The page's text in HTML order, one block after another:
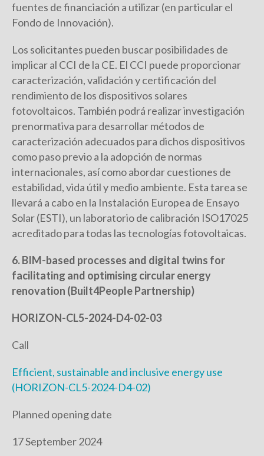
fuentes de financiación a utilizar (en particular el
Fondo de Innovación).
Los solicitantes pueden buscar posibilidades de
implicar al CCI de la CE. El CCI puede proporcionar
caracterización, validación y certificación del
rendimiento de los dispositivos solares
fotovoltaicos. También podrá realizar investigación
prenormativa para desarrollar métodos de
caracterización adecuados para dichos dispositivos
como paso previo a la adopción de normas
internacionales, así como abordar cuestiones de
estabilidad, vida útil y medio ambiente. Esta tarea se
llevará a cabo en la Instalación Europea de Ensayo
Solar (ESTI), un laboratorio de calibración ISO17025
acreditado para todas las tecnologías fotovoltaicas.
6. BIM-based processes and digital twins for
facilitating and optimising circular energy
renovation (Built4People Partnership)
HORIZON-CL5-2024-D4-02-03
Call
Efficient, sustainable and inclusive energy use
(HORIZON-CL5-2024-D4-02)
Planned opening date
17 September 2024